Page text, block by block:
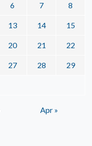
6 7 8
13 14 15
20 21 22
27 28 29
Apr »